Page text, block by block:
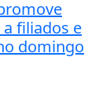
filiados e
domingo